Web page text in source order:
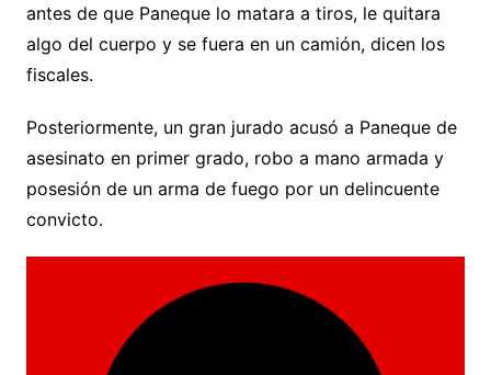
antes de que Paneque lo matara a tiros, le quitara
algo del cuerpo y se fuera en un camión, dicen los
fiscales.
Posteriormente, un gran jurado acusó a Paneque de
asesinato en primer grado, robo a mano armada y
posesión de un arma de fuego por un delincuente
convicto.